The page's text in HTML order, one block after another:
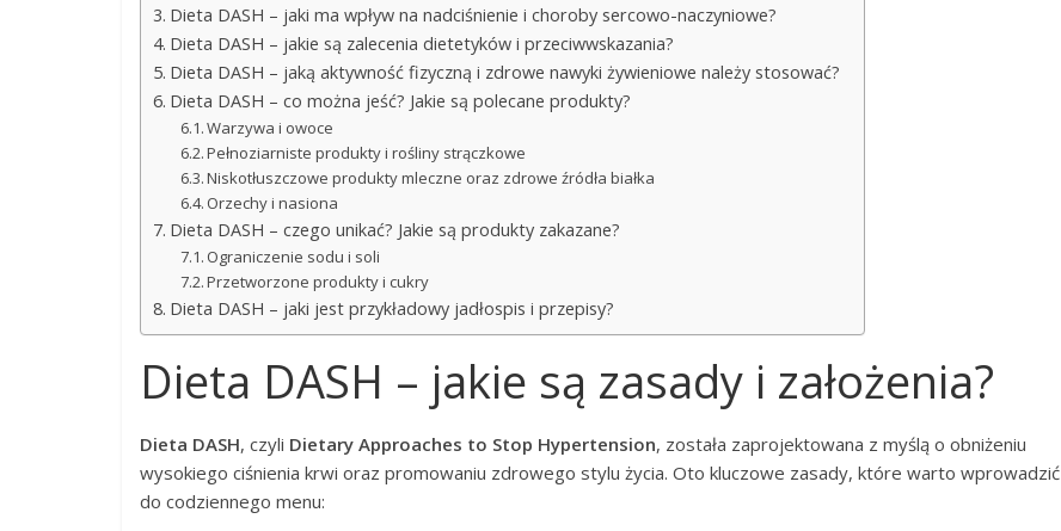
Dieta DASH – jaki ma wpływ na nadciśnienie i choroby sercowo-naczyniowe?
Dieta DASH – jakie są zalecenia dietetyków i przeciwwskazania?
Dieta DASH – jaką aktywność fizyczną i zdrowe nawyki żywieniowe należy stosować?
Dieta DASH – co można jeść? Jakie są polecane produkty?
Warzywa i owoce
Pełnoziarniste produkty i rośliny strączkowe
Niskotłuszczowe produkty mleczne oraz zdrowe źródła białka
Orzechy i nasiona
Dieta DASH – czego unikać? Jakie są produkty zakazane?
Ograniczenie sodu i soli
Przetworzone produkty i cukry
Dieta DASH – jaki jest przykładowy jadłospis i przepisy?
Dieta DASH – jakie są zasady i założenia?
Dieta DASH, czyli Dietary Approaches to Stop Hypertension, została zaprojektowana z myślą o obniżeniu
wysokiego ciśnienia krwi oraz promowaniu zdrowego stylu życia. Oto kluczowe zasady, które warto wprowadzić
do codziennego menu: